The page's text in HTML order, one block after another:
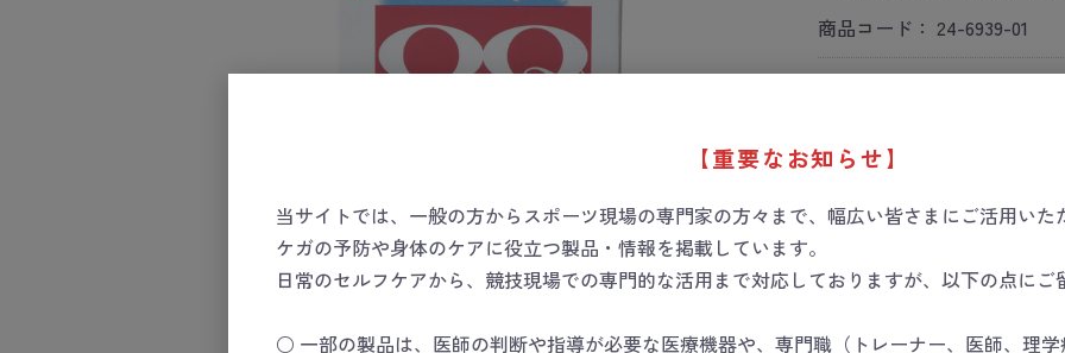
【重要なお知らせ】
当サイトでは、一般の方からスポーツ現場の専門家の方々まで、幅広い皆さまにご活用いた
ケガの予防や身体のケアに役立つ製品・情報を掲載しています。
日常のセルフケアから、競技現場での専門的な活用まで対応しておりますが、以下の点にご
○ 一部の製品は、医師の判断や指導が必要な医療機器や、専門職（トレーナー、医師、理
商品コード： 24-6939-01
スポーツセーフティー